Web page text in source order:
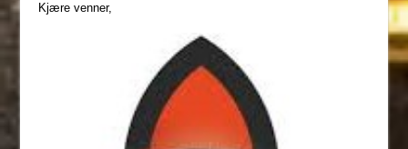
Kjære venner,